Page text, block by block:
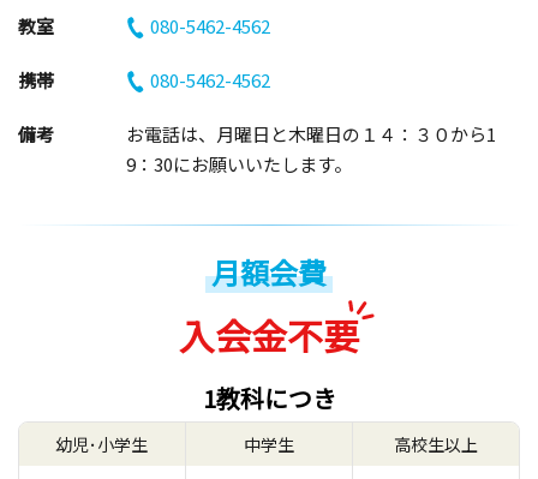
教室 080-5462-4562
携帯 080-5462-4562
備考
お電話は、月曜日と木曜日の１４：３０から1
9：30にお願いいたします。
月額会費
入会金不要
1教科につき
幼児･小学生 中学生 高校生以上